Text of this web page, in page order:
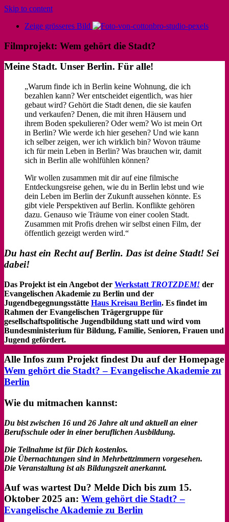
Skip to content
Zeige grösseres Bild
Filmprojekt: Wem gehört die Stadt?
Meine Stadt. Unser Berlin. Für alle!
„Warum finde ich in Berlin keine Wohnung, die ich
bezahlen kann? Wer entscheidet eigentlich, was hier
gebaut wird? Gehört die Stadt denen, die sie kaufen
und verkaufen? Denen, die mit ihren Häusern und
ihrem Boden spekulieren? Oder wem? Wo ist mein Ort
in Berlin? Wie werde ich hier gesehen? Und wie kann
ich selber zeigen, wer ich wirklich bin? Wovon träume
ich für mein Leben in Berlin? Was brauchen wir, damit
sich in Berlin alle wohlfühlen können?
Wir wollen zusammen mit dir auf eine filmische
Entdeckungsreise gehen, wie du in Berlin lebst und wie
dein Leben im Berlin der Zukunft aussehen könnte. Es
gibt viele Perspektiven auf Berlin. Konflikte gehören
dazu. Genauso wie Träume von einer coolen Stadt.
Zusammen mit Profis drehen wir selbst einen Film, der
öffentlich gezeigt werden wird.“
Du hast ein Recht auf Berlin. Das ist deine Stadt! Sei
dabei!
Das Projekt ist ein Angebot der Werkstatt TROTZDEM! der
Evangelischen Akademie zu Berlin und der
Jugendbegegnungsstätte Haus Kreisau Berlin. Es findet im
Rahmen der Evangelischen Trägergruppe für
gesellschaftspolitische Jugendbildung statt und wird vom
Bundesministerium für Bildung, Familie, Senioren, Frauen und
Jugend gefördert.
Alle Infos zum Projekt findest Du auf der Homepage
Wem gehört die Stadt? – Evangelische Akademie zu
Berlin
Wie du mitmachen kannst:
Du bist zwischen 16 und 26 Jahre alt und aktuell an einer
Berufsschule oder in einer beruflichen Ausbildung.
Die Teilnahme ist für Dich kostenlos.
Die Übernachtungen sind in Mehrbettzimmern vorgesehen.
Die Veranstaltung ist als Bildungszeit anerkannt.
Auf was wartest Du? Melde Dich bis zum 15.
Oktober 2025 an: Wem gehört die Stadt? –
Evangelische Akademie zu Berlin